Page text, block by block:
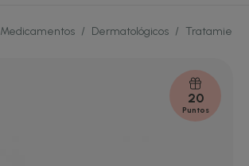
Medicamentos / Dermatológicos / Tratamiento
20
Puntos